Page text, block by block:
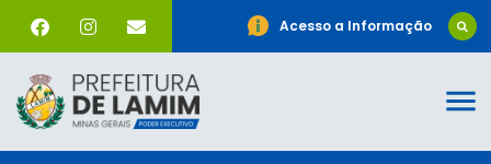
Acesso a Informação